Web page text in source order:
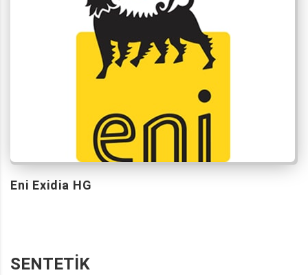
Eni Exidia HG
SENTETIK